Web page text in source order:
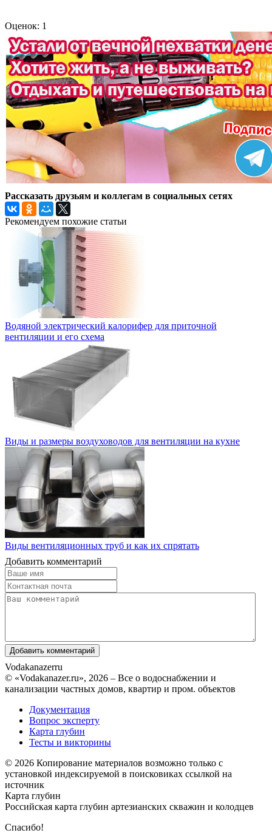
Оценок: 1
Рассказать друзьям и коллегам в социальных сетях
Рекомендуем похожие статьи
Водяной электрический калорифер для приточной
вентиляции и его схема
Виды и размеры воздуховодов для вентиляции на кухне
Виды вентиляционных труб и как их спрятать
Добавить комментарий
Vodakanazerru
© «Vodakanazer.ru», 2026 – Все о водоснабжении и
канализации частных домов, квартир и пром. объектов
Документация
Вопрос эксперту
Карта глубин
Тесты и викторины
© 2026 Копирование материалов возможно только с
установкой индексируемой в поисковиках ссылкой на
источник
Карта глубин
Российская карта глубин артезианских скважин и колодцев
Спасибо!